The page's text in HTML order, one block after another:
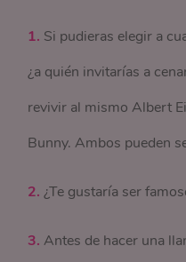
1. Si pudieras elegir a
¿a quién invitarías a
revivir al mismo Albert
Bunny. Ambos pueden
2.¿Te gustaría ser
3.Antes de hacer una